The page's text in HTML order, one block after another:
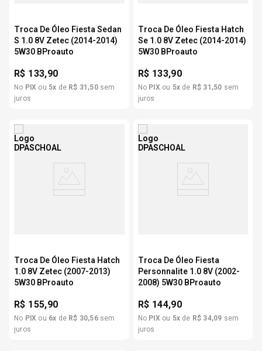
Troca De Óleo Fiesta Sedan
S 1.0 8V Zetec (2014-2014)
5W30 BProauto
R$ 133,90
No PIX ou 5x de R$ 31 ,50sem
juros
Troca De Óleo Fiesta Hatch
Se 1.0 8V Zetec (2014-2014)
5W30 BProauto
R$ 133,90
No PIX ou 5xde R$ 31 ,50 sem
juros
Troca De Óleo Fiesta Hatch
1.0 8V Zetec (2007-2013)
5W30 BProauto
R$ 155,90
No PIX ou 6x de R$ 30,56sem
juros
Troca De Óleo Fiesta
Personnalite 1.0 8V (2002-
2008) 5W30 BProauto
R$ 144,90
No PIX ou 5xde R$ 34,09 sem
juros